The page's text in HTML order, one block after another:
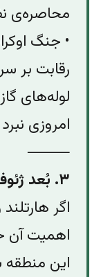
محاصره‌ی
• جنگ
رقابت بر
لوله‌های
امروزی
⸻
۳. بُعد ژئوفیزیکی و منابع طبیعی
اگر
اهمیت آن
این منطقه